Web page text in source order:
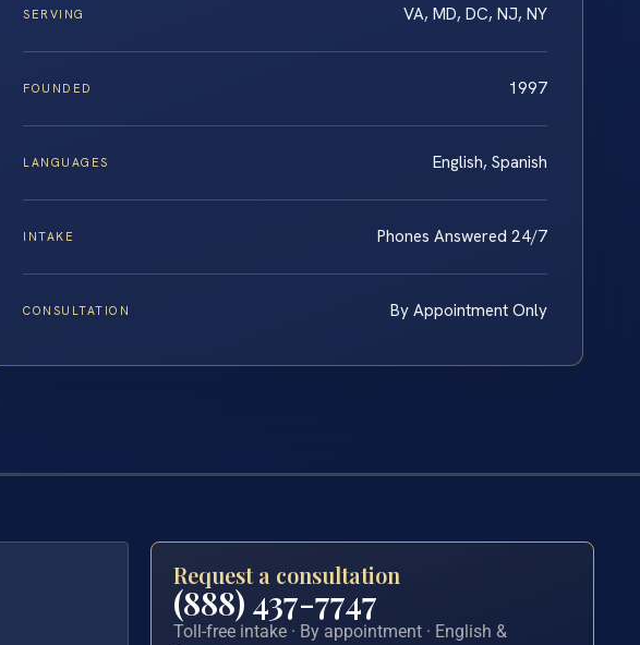
SERVING VA, MD, DC, NJ, NY
FOUNDED 1997
LANGUAGES English, Spanish
INTAKE Phones Answered 24/7
CONSULTATION By Appointment Only
Request a consultation
(888) 437-7747
Toll-free intake · By appointment · English &